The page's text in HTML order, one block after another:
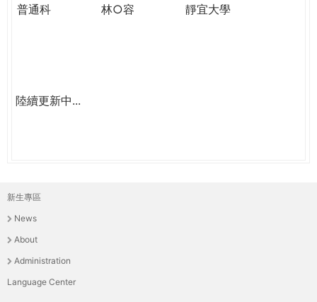
普通科
林○容 靜宜大學
陸續更新中...
主
選
單
新生專區
News
About
Administration
Language Center